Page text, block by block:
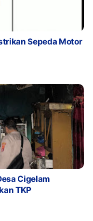
Sepeda Motor
Cigelam
TKP